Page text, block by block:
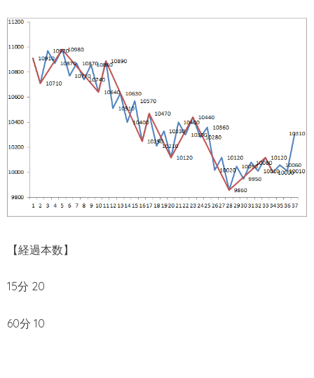
【経過本数】
15分 20
60分 10